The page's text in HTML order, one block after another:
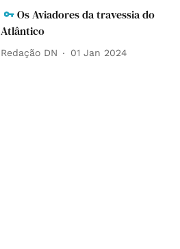
Os Aviadores da travessia do
Atlântico
Redação DN 01 Jan 2024